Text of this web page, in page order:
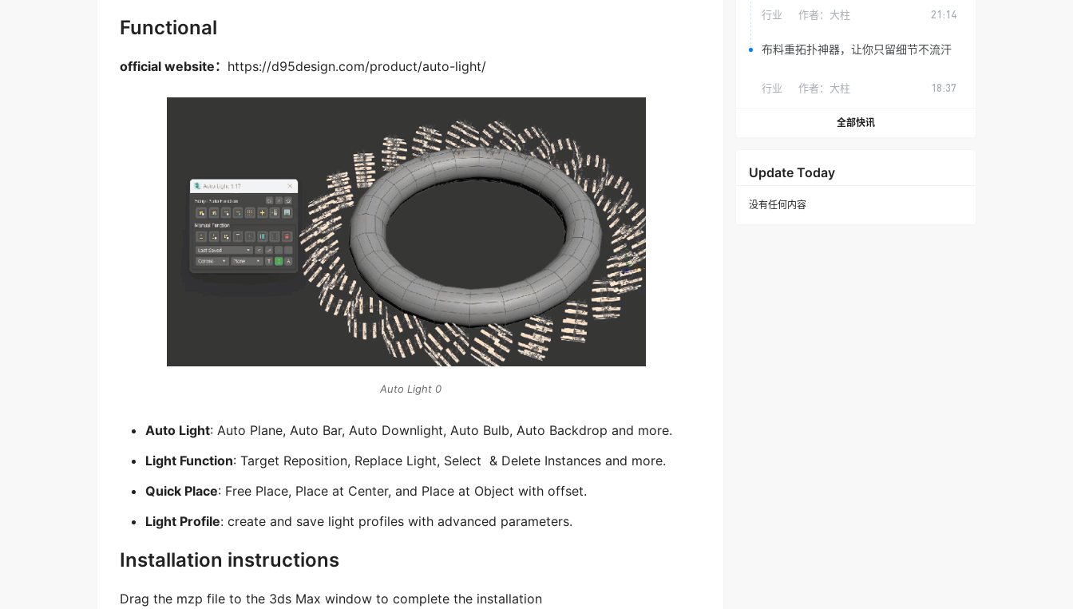
Functional
official website： https://d95design.com/product/auto-light/
Auto Light 0
Auto Light: Auto Plane, Auto Bar, Auto Downlight, Auto Bulb, Auto Backdrop and more.
Light Function: Target Reposition, Replace Light, Select & Delete Instances and more.
Quick Place: Free Place, Place at Center, and Place at Object with offset.
Light Profile: create and save light profiles with advanced parameters.
Installation instructions
Drag the mzp file to the 3ds Max window to complete the installation
行业 作者： 大柱 21:14
布料重拓扑神器，让你只留细节不流汗
行业 作者： 大柱 18:37
全部快讯
Update Today
没有任何内容